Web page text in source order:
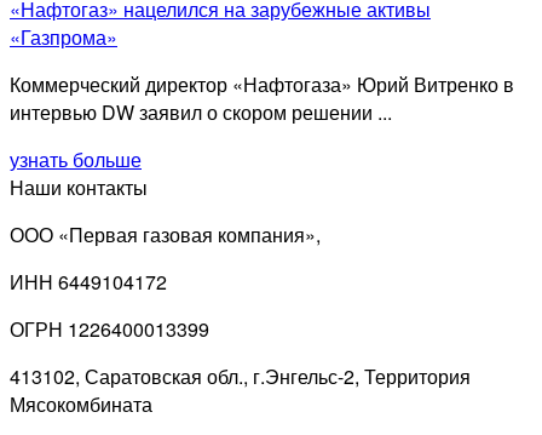
«Нафтогаз» нацелился на зарубежные активы
«Газпрома»
Коммерческий директор «Нафтогаза» Юрий Витренко в
интервью DW заявил о скором решении ...
узнать больше
Наши контакты
ООО «Первая газовая компания»,
ИНН 6449104172
ОГРН 1226400013399
413102, Саратовская обл., г.Энгельс-2, Территория
Мясокомбината